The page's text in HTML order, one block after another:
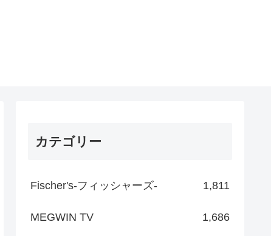
カテゴリー
Fischer's-フィッシャーズ- 1,811
MEGWIN TV 1,686